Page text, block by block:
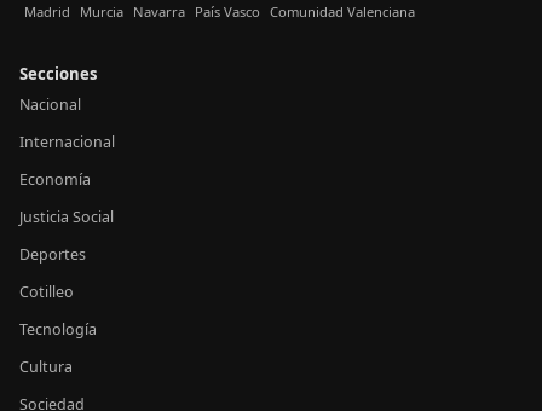
Madrid Murcia Navarra País Vasco Comunidad Valenciana
Secciones
Nacional
Internacional
Economía
Justicia Social
Deportes
Cotilleo
Tecnología
Cultura
Sociedad